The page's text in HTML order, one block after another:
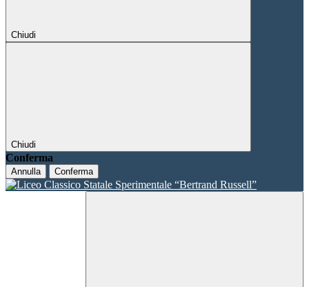
Chiudi
Chiudi
Conferma
Annulla Conferma